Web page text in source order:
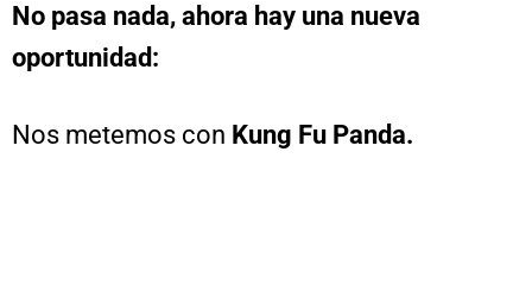
No pasa nada, ahora hay una nueva
oportunidad:
Nos metemos con Kung Fu Panda.